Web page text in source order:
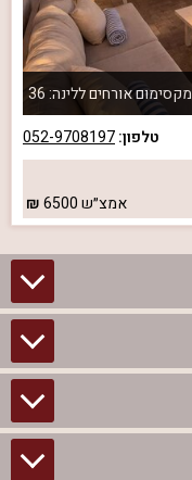
מקסימום אורחים ללינה: 36
טלפון:052-9708197
אמצ״ש6500